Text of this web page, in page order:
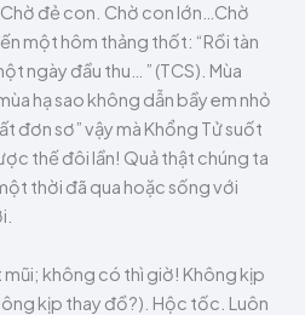
đẻ con. Chờ con lớn…Chờ
một hôm thảng thốt: “Rồi tàn
ngày đầu thu… ” (TCS). Mùa
hạ sao không dẫn bầy em nhỏ
đơn sơ” vậy mà Khổng Tử suốt
thế đôi lần! Quả thật chúng ta
thời đã qua hoặc sống với
mũi; không có thì giờ! Không kịp
kịp thay đồ?). Hộc tốc. Luôn